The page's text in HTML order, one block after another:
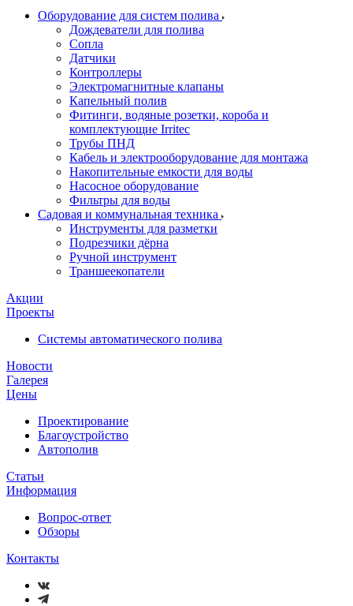
Оборудование для систем полива
Дождеватели для полива
Сопла
Датчики
Контроллеры
Электромагнитные клапаны
Капельный полив
Фитинги, водяные розетки, короба и
комплектующие Irritec
Трубы ПНД
Кабель и электрооборудование для монтажа
Накопительные емкости для воды
Насосное оборудование
Фильтры для воды
Садовая и коммунальная техника
Инструменты для разметки
Подрезчики дёрна
Ручной инструмент
Траншеекопатели
Акции
Проекты
Системы автоматического полива
Новости
Галерея
Цены
Проектирование
Благоустройство
Автополив
Статьи
Информация
Вопрос-ответ
Обзоры
Контакты